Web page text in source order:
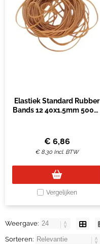
Elastiek Standard Rubber
Bands 12 40x1.5mm 500gr
€ 6,86
€ 8,30 Incl. BTW
Vergelijken
Weergave:
Sorteren: